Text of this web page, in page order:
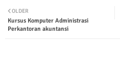
OLDER
Kursus Komputer Administrasi
Perkantoran akuntansi